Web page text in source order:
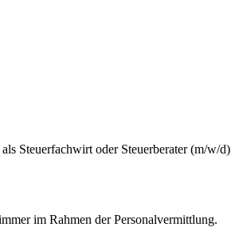
Steuerfachwirt oder Steuerberater (m/w/d)
im Rahmen der Personalvermittlung.